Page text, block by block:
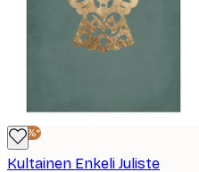
-30%*
Kultainen Enkeli Juliste